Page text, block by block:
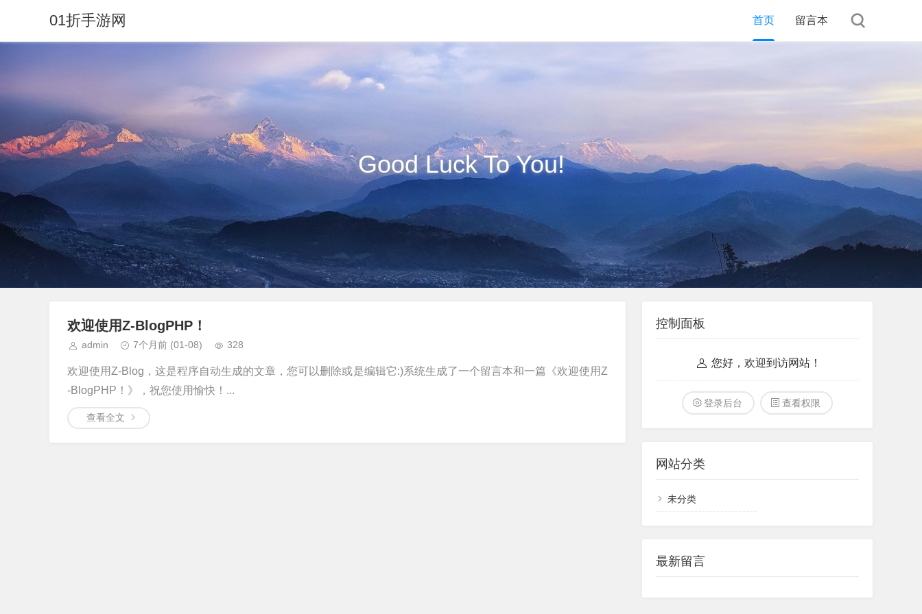
01折手游网 首页 留言本
Good Luck To You!
欢迎使用Z-BlogPHP！
admin 7个月前 (01-08) 328
欢迎使用Z-Blog，这是程序自动生成的文章，您可以删除或是编辑它:)系统生成了一个留言本和一篇《欢迎使用Z
-BlogPHP！》，祝您使用愉快！...
查看全文
控制面板
您好，欢迎到访网站！
登录后台 查看权限
网站分类
未分类
最新留言